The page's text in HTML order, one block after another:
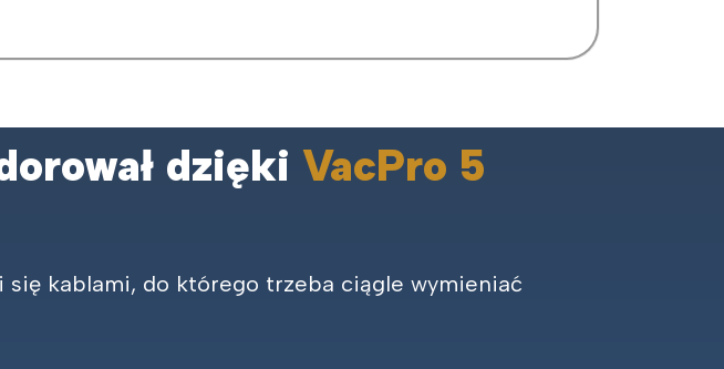
dzięki VacPro 5
się kablami, do którego trzeba ciągle wymieniać